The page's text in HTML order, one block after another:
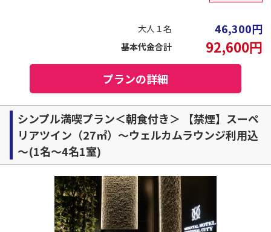
大人１名 46,300円
基本代金合計 92,600円
プランの詳細
シンプル満喫プラン＜朝食付き＞ 【禁煙】スーペ
リアツイン（27㎡）～ウェルカムラウンジ利用込
～(1名～4名1室)